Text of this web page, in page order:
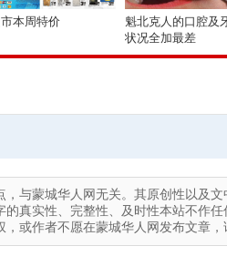
本周特价
魁北克人的口腔及
状况全加最差
与蒙城华人网无关。其原创性以及
真实性、完整性、及时性本站不作
或作者不愿在蒙城华人网发布文章，